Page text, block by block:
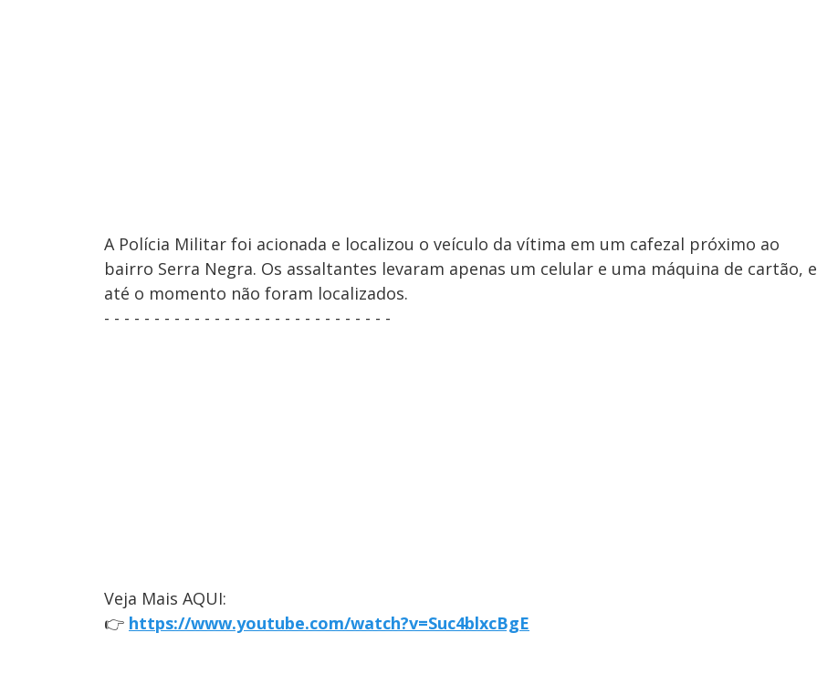
A Polícia Militar foi acionada e localizou o veículo da vítima em um cafezal próximo ao
bairro Serra Negra. Os assaltantes levaram apenas um celular e uma máquina de cartão, e
até o momento não foram localizados.
- - - - - - - - - - - - - - - - - - - - - - - - - - - - -
Veja Mais AQUI:
👉 https://www.youtube.com/watch?v=Suc4blxcBgE